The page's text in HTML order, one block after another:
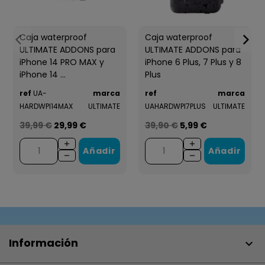
Caja waterproof
ULTIMATE ADDONS para
iPhone 14 PRO MAX y
iPhone 14 ...
ref UA-
HARDWPI14MAX
marca
ULTIMATE
39,99 € 29,99 €
Añadir
Caja waterproof
ULTIMATE ADDONS para
iPhone 6 Plus, 7 Plus y 8
Plus
ref
UAHARDWPI7PLUS
marca
ULTIMATE
39,90 € 5,99 €
Añadir
Información 